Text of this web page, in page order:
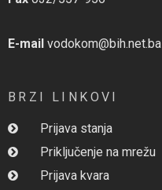
E-mail vodokom@bih.net.ba
BRZI LINKOVI
Prijava stanja
Priključenje na mrežu
Prijava kvara